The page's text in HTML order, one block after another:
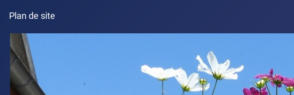
Plan de site